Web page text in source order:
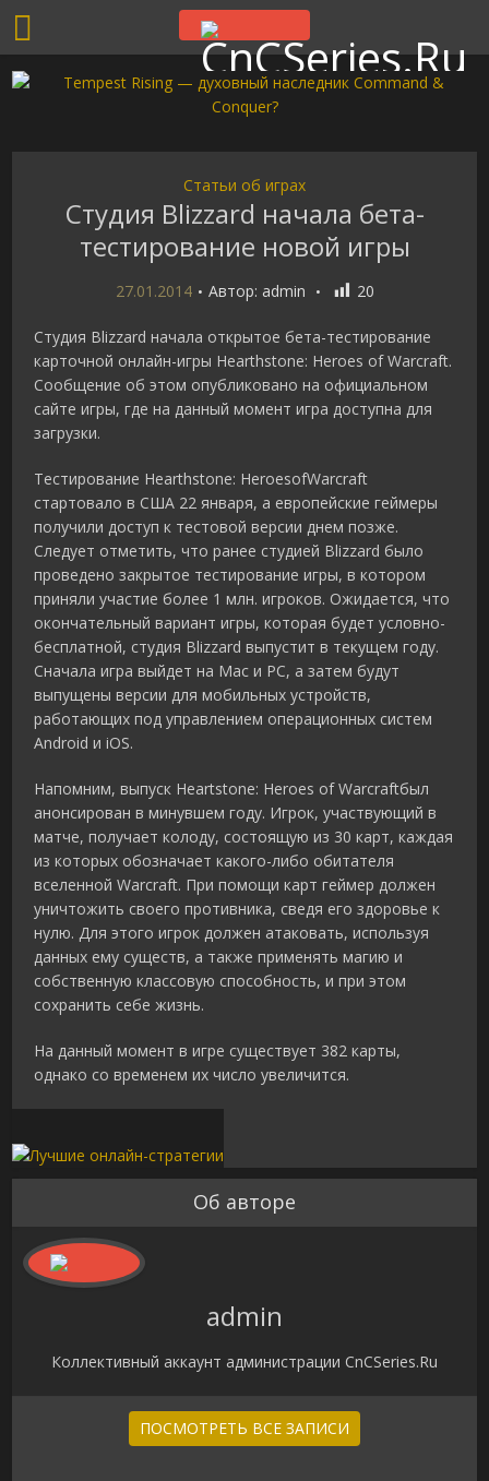
Статьи об играх
Студия Blizzard начала бета-
тестирование новой игры
27.01.2014 Автор: admin 20
Студия Blizzard начала открытое бета-тестирование
карточной онлайн-игры Hearthstone: Heroes of Warcraft.
Сообщение об этом опубликовано на официальном
сайте игры, где на данный момент игра доступна для
загрузки.
Тестирование Hearthstone: HeroesofWarcraft
стартовало в США 22 января, а европейские геймеры
получили доступ к тестовой версии днем позже.
Следует отметить, что ранее студией Blizzard было
проведено закрытое тестирование игры, в котором
приняли участие более 1 млн. игроков. Ожидается, что
окончательный вариант игры, которая будет условно-
бесплатной, студия Blizzard выпустит в текущем году.
Сначала игра выйдет на Мас и РС, а затем будут
выпущены версии для мобильных устройств,
работающих под управлением операционных систем
Android и iOS.
Напомним, выпуск Heartstone: Heroes of Warcraftбыл
анонсирован в минувшем году. Игрок, участвующий в
матче, получает колоду, состоящую из 30 карт, каждая
из которых обозначает какого-либо обитателя
вселенной Warcraft. При помощи карт геймер должен
уничтожить своего противника, сведя его здоровье к
нулю. Для этого игрок должен атаковать, используя
данных ему существ, а также применять магию и
собственную классовую способность, и при этом
сохранить себе жизнь.
На данный момент в игре существует 382 карты,
однако со временем их число увеличится.
Об авторе
admin
Коллективный аккаунт администрации CnCSeries.Ru
ПОСМОТРЕТЬ ВСЕ ЗАПИСИ